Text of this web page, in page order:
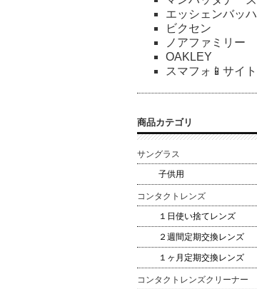
エッシェンバッハ
ビクセン
ノアファミリー
OAKLEY
スマフォ📱サイト
商品カテゴリ
サングラス
子供用
コンタクトレンズ
１日使い捨てレンズ
２週間定期交換レンズ
１ヶ月定期交換レンズ
コンタクトレンズクリーナー